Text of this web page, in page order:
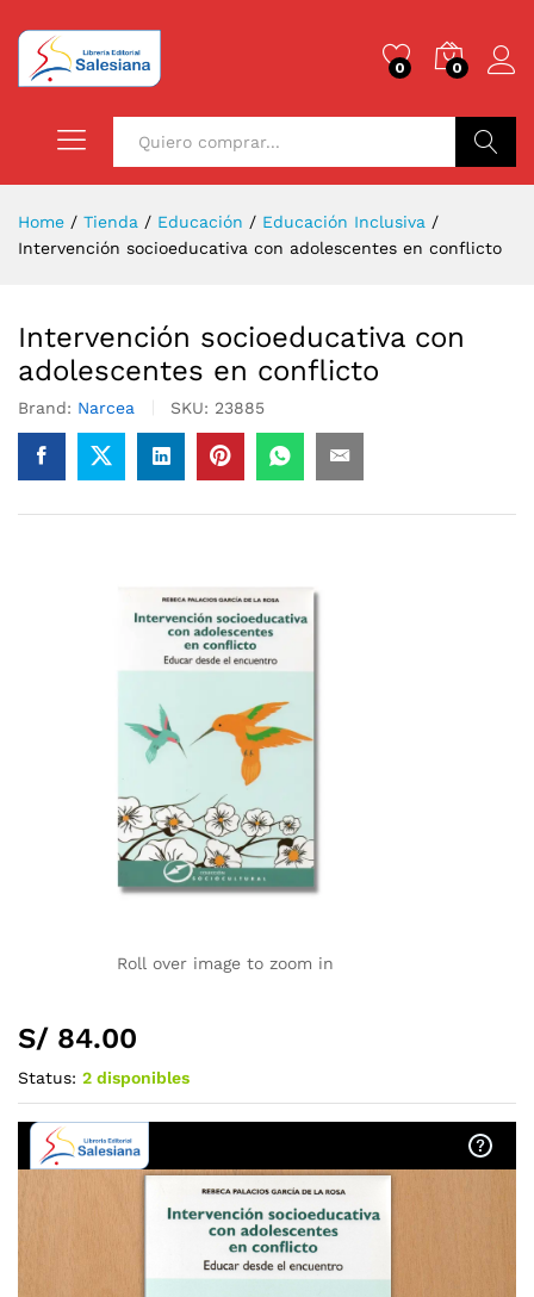
0 0
Home / Tienda / Educación / Educación Inclusiva /
Intervención socioeducativa con adolescentes en conflicto
Intervención socioeducativa con
adolescentes en conflicto
Brand: Narcea SKU: 23885
Roll over image to zoom in
S/ 84.00
Status: 2 disponibles